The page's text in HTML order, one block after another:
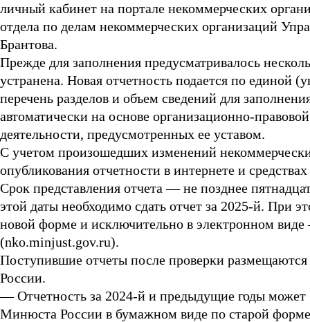
личный кабинет на портале некоммерческих
отдела по делам некоммерческих организаций
Брантова.
Прежде для заполнения предусматривалось
устранена. Новая отчетность подается по
перечень разделов и объем сведений для
автоматически на основе организационно-
деятельности, предусмотренных ее уставом.
С учетом произошедших изменений
опубликования отчетности в интернете и
Срок представления отчета — не позднее
этой даты необходимо сдать отчет за 2025-й. При
новой форме и исключительно в электронном
(nko.minjust.gov.ru).
Поступившие отчеты после проверки
России.
— Отчетность за 2024-й и предыдущие годы может
Минюста России в бумажном виде по старой